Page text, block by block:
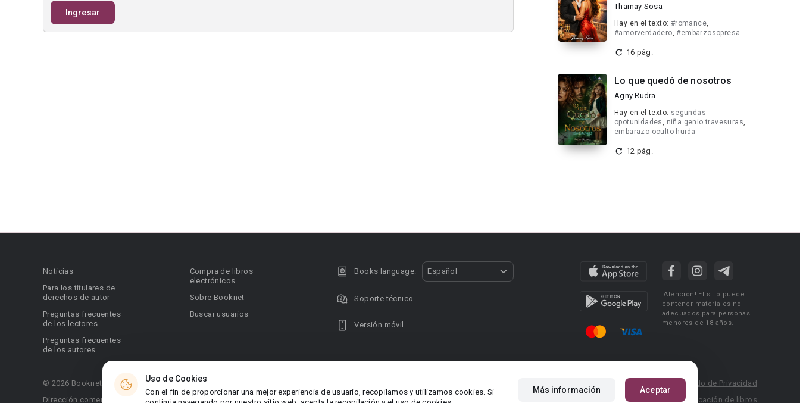
Ingresar
Thamay Sosa
Hay en el texto: #romance,
#amorverdadero,#embarzosopresa
16 pág.
Lo que quedó de nosotros
Agny Rudra
Hay en el texto: segundas
opotunidades, niña genio travesuras,
embarazo oculto huida
12 pág.
Uso de Cookies
Con el fin de proporcionar una mejor experiencia de usuario, recopilamos y utilizamos cookies. Si
Más información Aceptar
Noticias
Para los titulares de
derechos de autor
Preguntas frecuentes
de los lectores
Preguntas frecuentes
de los autores
Compra de libros
electrónicos
Sobre Booknet
Buscar usuarios
Books language: Español
Soporte técnico
Versión móvil
¡Atención! El sitio puede
contener materiales no
adecuados para personas
menores de 18 años.
© 2026 Booknet. Todos los derechos reservados.
Dirección comercial: Griva Digeni 51, oficina 1, Larnaca, 6036, Chipre
Condiciones de uso
Acuerdo de Privacidad
Reglas para la publicación de libros